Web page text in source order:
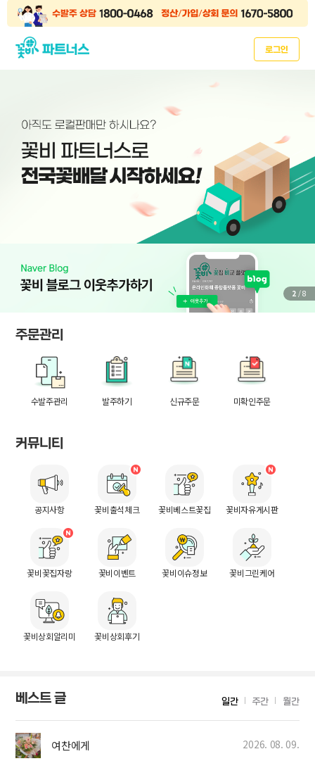
로그인
2 / 8
주문관리
수발주관리 발주하기 신규주문 미확인주문
커뮤니티
공지사항 꽃비출석체크 꽃비베스트꽃집 꽃비자유게시판
꽃비꽃집자랑 꽃비이벤트 꽃비이슈정보 꽃비그린케어
꽃비상회알리미 꽃비상회후기
베스트 글 일간 주간 월간
여찬에게 2026. 08. 09.